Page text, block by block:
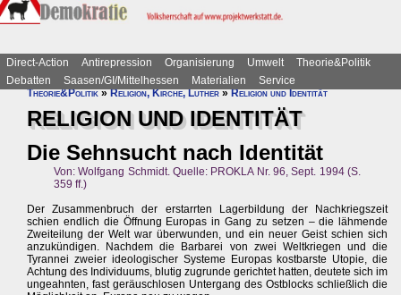
Direct-Action Antirepression Organisierung Umwelt
Theorie&Politik
Debatten
Saasen/GI/Mittelhessen Materialien
Service
Theorie&Politik»Religion, Kirche, Luther»Religion und Identität
RELIGION UND IDENTITÄT
Die Sehnsucht nach Identität
Von: Wolfgang Schmidt. Quelle: PROKLA Nr. 96, Sept. 1994 (S.
359 ff.)
Der Zusammenbruch der erstarrten Lagerbildung der Nachkriegszeit
schien endlich die Öffnung Europas in Gang zu setzen – die lähmende
Zweiteilung der Welt war überwunden, und ein neuer Geist schien sich
anzukündigen. Nachdem die Barbarei von zwei Weltkriegen und die
Tyrannei zweier ideologischer Systeme Europas kostbarste Utopie, die
Achtung des Individuums, blutig zugrunde gerichtet hatten, deutete sich im
ungeahnten, fast geräuschlosen Untergang des Ostblocks schließlich die